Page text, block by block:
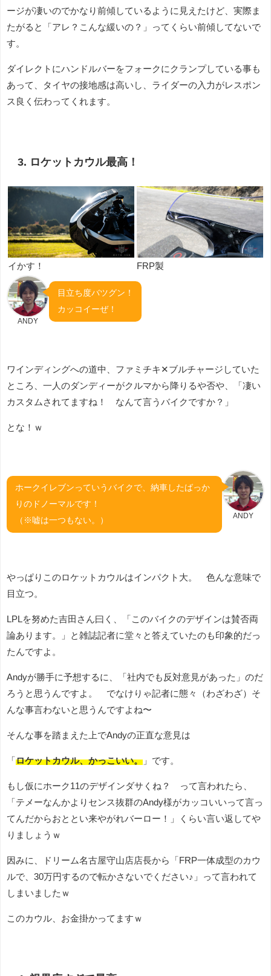
ージが凄いのでかなり前傾しているように見えたけど、実際ま
たがると「アレ？こんな緩いの？」ってくらい前傾してないで
す。
ダイレクトにハンドルバーをフォークにクランプしている事も
あって、タイヤの接地感は高いし、ライダーの入力がレスポン
ス良く伝わってくれます。
3. ロケットカウル最高！
イかす！ FRP製
ANDY
目立ち度バツグン！
カッコイーぜ！
ワインディングへの道中、ファミチキ✕ブルチャージしていた
ところ、一人のダンディーがクルマから降りるや否や、「凄い
カスタムされてますね！ なんて言うバイクですか？」
とな！ｗ
ANDY
ホークイレブンっていうバイクで、納車したばっか
りのドノーマルです！
（※嘘は一つもない。）
やっぱりこのロケットカウルはインパクト大。 色んな意味で
目立つ。
LPLを努めた吉田さん曰く、「このバイクのデザインは賛否両
論あります。」と雑誌記者に堂々と答えていたのも印象的だっ
たんですよ。
Andyが勝手に予想するに、「社内でも反対意見があった」のだ
ろうと思うんですよ。 でなけりゃ記者に態々（わざわざ）そ
んな事言わないと思うんですよね〜
そんな事を踏まえた上でAndyの正直な意見は
「 ロケットカウル、かっこいい。 」です。
もし仮にホーク11のデザインダサくね？ って言われたら、
「テメーなんかよりセンス抜群のAndy様がカッコいいって言っ
てんだからおととい来やがれバーロー！」くらい言い返してや
りましょうｗ
因みに、ドリーム名古屋守山店店長から「FRP一体成型のカウ
ルで、30万円するので転かさないでください♪」って言われて
しまいましたｗ
このカウル、お金掛かってますｗ